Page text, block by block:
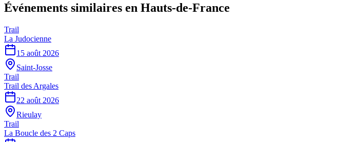
Événements similaires en Hauts-de-France
Trail
La Judocienne
15 août 2026
Saint-Josse
Trail
Trail des Argales
22 août 2026
Rieulay
Trail
La Boucle des 2 Caps